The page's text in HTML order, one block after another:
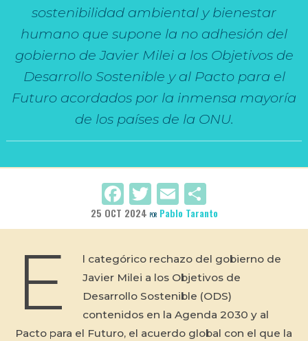
sostenibilidad ambiental y bienestar
humano que supone la no adhesión del
gobierno de Javier Milei a los Objetivos de
Desarrollo Sostenible y al Pacto para el
Futuro acordados por la inmensa mayoría
de los países de la ONU.
Facebook
Twitter
Email
25 OCT 2024 POR Pablo Taranto
E
l categórico rechazo del gobierno de
Javier Milei a los Objetivos de
Desarrollo Sostenible (ODS)
contenidos en la Agenda 2030 y al
Pacto para el Futuro, el acuerdo global con el que la